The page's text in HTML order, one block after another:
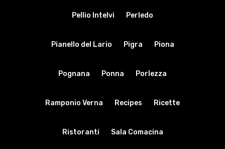
Pellio Intelvi Perledo
Pianello del Lario Pigra Piona
Pognana Ponna Porlezza
Ramponio Verna Recipes Ricette
Ristoranti Sala Comacina